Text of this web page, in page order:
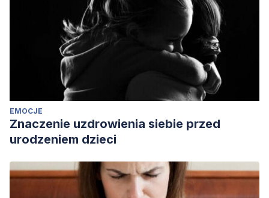
EMOCJE
Znaczenie uzdrowienia siebie przed
urodzeniem dzieci